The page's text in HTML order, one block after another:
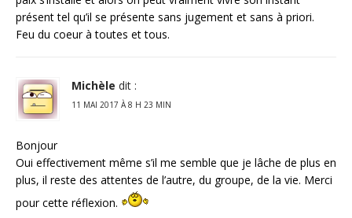
présent tel qu’il se présente sans jugement et sans à priori.
Feu du coeur à toutes et tous.
Michèle dit :
11 MAI 2017 À 8 H 23 MIN
Bonjour
Oui effectivement même s’il me semble que je lâche de plus en
plus, il reste des attentes de l’autre, du groupe, de la vie. Merci
pour cette réflexion.